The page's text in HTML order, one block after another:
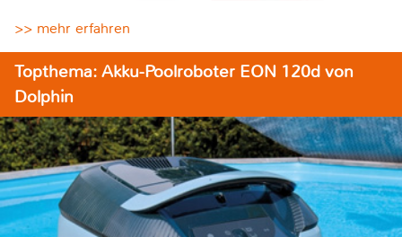
>> mehr erfahren
Topthema: Akku-Poolroboter EON 120d von
Dolphin